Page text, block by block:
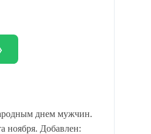
днем мужчин.
ноября. Добавлен: